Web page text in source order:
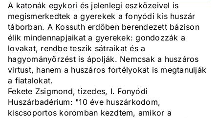
A katonák egykori és jelenlegi eszközeivel is
megismerkedtek a gyerekek a fonyódi kis huszár
táborban. A Kossuth erdőben berendezett bázison
élik mindennapjaikat a gyerekek: gondozzák a
lovakat, rendbe teszik sátraikat és a
hagyományőrzést is ápolják. Nemcsak a huszáros
virtust, hanem a huszáros fortélyokat is megtanulják
a fiatalokat.
Fekete Zsigmond, tizedes, I. Fonyódi
Huszárbadérium: "10 éve huszárkodom,
kiscsoportos koromban kezdtem, amikor a